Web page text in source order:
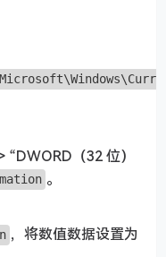
（32 位）
。
，将数值数据设置为